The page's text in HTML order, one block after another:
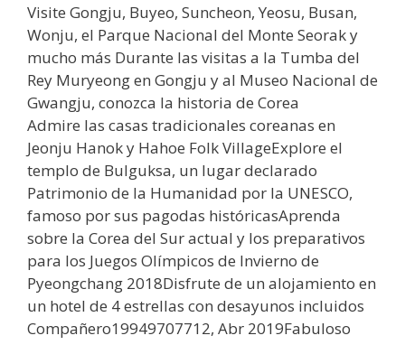
Visite Gongju, Buyeo, Suncheon, Yeosu, Busan,
Wonju, el Parque Nacional del Monte Seorak y
mucho más Durante las visitas a la Tumba del
Rey Muryeong en Gongju y al Museo Nacional de
Gwangju, conozca la historia de Corea
Admire las casas tradicionales coreanas en
Jeonju Hanok y Hahoe Folk VillageExplore el
templo de Bulguksa, un lugar declarado
Patrimonio de la Humanidad por la UNESCO,
famoso por sus pagodas históricasAprenda
sobre la Corea del Sur actual y los preparativos
para los Juegos Olímpicos de Invierno de
Pyeongchang 2018Disfrute de un alojamiento en
un hotel de 4 estrellas con desayunos incluidos
Compañero19949707712, Abr 2019Fabuloso